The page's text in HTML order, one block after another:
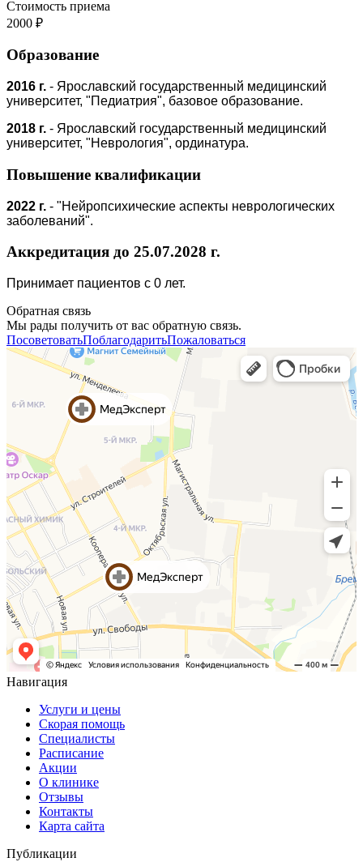
Стоимость приема
2000 ₽
Образование
2016 г. - Ярославский государственный медицинский
университет, "Педиатрия", базовое образование.
2018 г. - Ярославский государственный медицинский
университет, "Неврология", ординатура.
Повышение квалификации
2022 г. - "Нейропсихические аспекты неврологических
заболеваний".
Аккредитация до 25.07.2028 г.
Принимает пациентов с 0 лет.
Обратная связь
Мы рады получить от вас обратную связь.
ПосоветоватьПоблагодаритьПожаловаться
Навигация
Услуги и цены
Скорая помощь
Специалисты
Расписание
Акции
О клинике
Отзывы
Контакты
Карта сайта
Публикации